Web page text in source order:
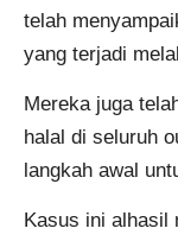
telah
yang terjadi
Mereka juga
halal di seluruh
langkah awal
Kasus ini alhasil